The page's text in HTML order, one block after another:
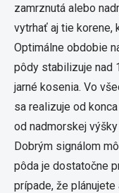
zamrznutá alebo
vytrhať aj tie korene,
Optimálne obdobie
pôdy stabilizuje nad
jarné kosenia. Vo
sa realizuje od
od nadmorskej
Dobrým signálom
pôda je dostatočne
prípade, že